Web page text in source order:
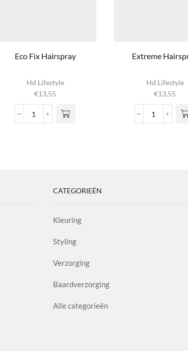
Eco Fix Hairspray
Hd Lifestyle
€13,55
Eco
Extreme
Hd Lifestyle
€13,55
Extreme
CATEGORIEËN
Kleuring
Styling
Verzorging
Baardverzorging
Alle categorieën